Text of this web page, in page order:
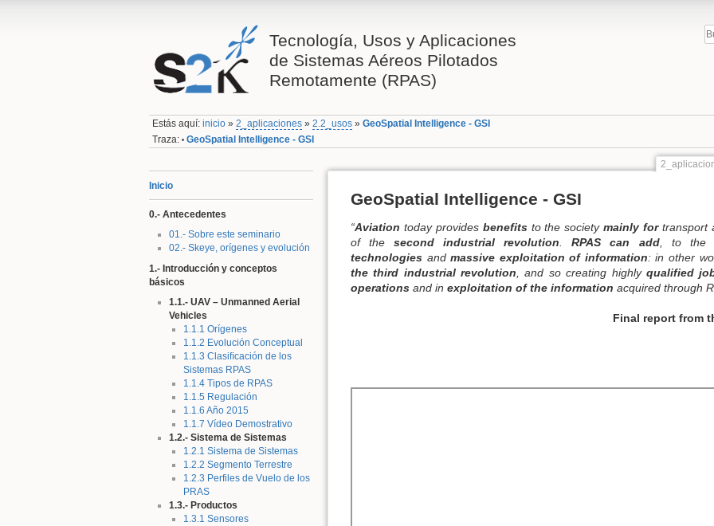
Tecnología, Usos y Aplicaciones
de Sistemas Aéreos Pilotados
Remotamente (RPAS)
Estás aquí:inicio »2_aplicaciones »2.2_usos »GeoSpatial Intelligence - GSI
Traza: • GeoSpatial Intelligence - GSI
Inicio
0.- Antecedentes
01.- Sobre este seminario
02.- Skeye, orígenes y evolución
1.- Introducción y conceptos
básicos
1.1.- UAV – Unmanned Aerial
Vehicles
1.1.1 Orígenes
1.1.2 Evolución Conceptual
1.1.3 Clasiﬁcación de los
Sistemas RPAS
1.1.4 Tipos de RPAS
1.1.5 Regulación
1.1.6 Año 2015
1.1.7 Vídeo Demostrativo
1.2.- Sistema de Sistemas
1.2.1 Sistema de Sistemas
1.2.2 Segmento Terrestre
1.2.3 Perfiles de Vuelo de los
PRAS
1.3.- Productos
1.3.1 Sensores
GeoSpatial Intelligence - GSI
“Aviation today provides benefitsto the societymainly fortransport
of thesecond industrial revolution .RPAS can add, to the
technologies andmassive exploitation of information: in other
the third industrial revolution , and so creating highly qualified
operations and in exploitation of the information acquired through
Final report from